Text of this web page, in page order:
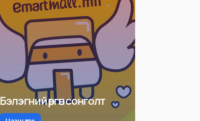
Бэлэгний өргөн сонголт